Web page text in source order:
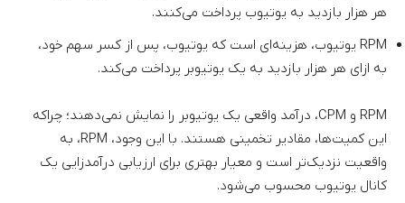
هر هزار بازدید به یوتیوب پرداخت می‌کنند.
RPM یوتیوب، هزینه‌ای است که یوتیوب، پس از کسر سهم خود،
به ازای هر هزار بازدید به یک یوتیوبر پرداخت می‌کند.
RPM و CPM، درآمد واقعی یک یوتیوبر را نمایش نمی‌دهند؛ چراکه
این کمیت‌ها، مقادیر تخمینی هستند. با این وجود، RPM، به
واقعیت نزدیک‌تر است و معیار بهتری برای ارزیابی درآمدزایی یک
کانال یوتیوب محسوب می‌شود.